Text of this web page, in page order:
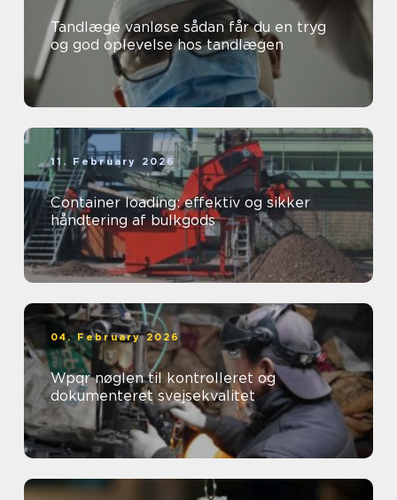
Tandlæge vanløse sådan får du en tryg
og god oplevelse hos tandlægen
11. February 2026
Container loading: effektiv og sikker
håndtering af bulkgods
04. February 2026
Wpqr nøglen til kontrolleret og
dokumenteret svejsekvalitet